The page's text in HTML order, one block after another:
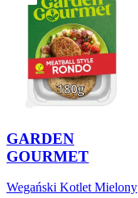
GARDEN
GOURMET
Wegański Kotlet Mielony